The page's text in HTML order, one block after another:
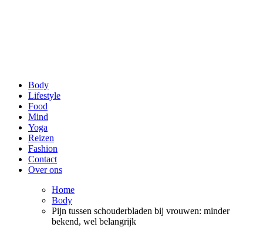
Voor een stralende lach en een fit gevoel!
Body
Lifestyle
Food
Mind
Yoga
Reizen
Fashion
Contact
Over ons
Home
Body
Pijn tussen schouderbladen bij vrouwen: minder
bekend, wel belangrijk